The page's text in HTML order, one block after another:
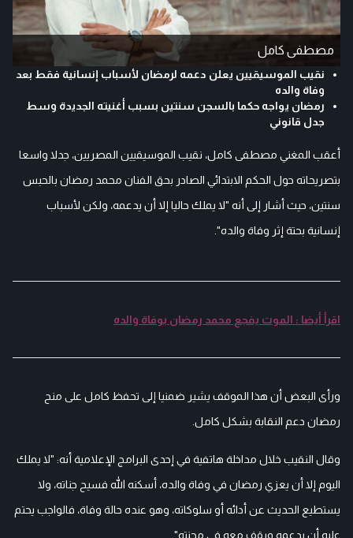
مصطفى كامل
نقيب الموسيقيين يعلن دعمه لرمضان لأسباب إنسانية فقط بعد
وفاة والده
رمضان يواجه حكما بالسجن سنتين بسبب أغنيته الجديدة وسط
جدل قانوني
أعقب المغني مصطفى كامل، نقيب الموسيقيين المصريين، جدلا واسعا
بتصريحاته حول الحكم الابتدائي الصادر بحق الفنان محمد رمضان بالحبس
سنتين، حيث أشار إلى أنه "لا يملك حاليا إلا أن يدعمه، ولكن لأسباب
إنسانية بحتة إثر وفاة والده".
اقرأ أيضا : الموت يفجع محمد رمضان بوفاة والده
ورأى البعض أن هذا الموقف يشير ضمنيا إلى تحفظ كامل على منح
رمضان دعم النقابة بشكل كامل.
وقال النقيب خلال مداخلة هاتفية في إحدى البرامج الإعلامية أنه: "لا يملك
اليوم إلا أن يعزي رمضان في وفاة والده، أسكنه الله فسيح جناته، ولا
يستطيع الحديث عن أدائه أو سلوكاته، وهو عنده حالة وفاة، فالواجب يحتم
عليه أن يدعمه ويقف معه في محنته".